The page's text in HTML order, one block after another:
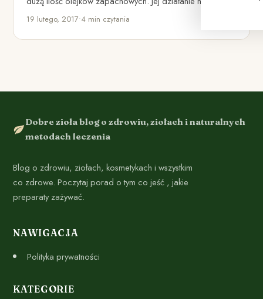
ogranicza się jedynie do pozytywnego…
19 lutego, 2017•4 min czytania
Dobre zioła blog o zdrowiu, ziołach i naturalnych
metodach leczenia
Blog o zdrowiu, ziołach, kosmetykach i wszystkim
co zdrowe. Poczytaj porad o tym co jeść , jakie
preparaty zażywać.
NAWIGACJA
Polityka prywatności
KATEGORIE